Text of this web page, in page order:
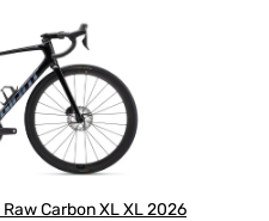
Carbon XL XL 2026